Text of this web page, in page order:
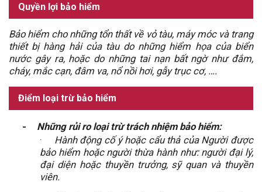
Quyền lợi bảo hiểm
Bảo hiểm cho những tổn thất về vỏ tàu, máy móc và trang
thiết bị hàng hải của tàu do những hiểm họa của biển
nước gây ra, hoặc do những tai nạn bất ngờ như đắm,
cháy, mắc cạn, đâm va, nổ nồi hơi, gẫy trục cơ, ….
Điểm loại trừ bảo hiểm
-
Những rủi ro loại trừ trách nhiệm bảo hiểm:
·
Hành động cố ý hoặc cẩu thả của Người được
bảo hiểm hoặc người thừa hành như: người đại lý,
đại diện hoặc thuyền trưởng, sỹ quan và thuyền
viên.